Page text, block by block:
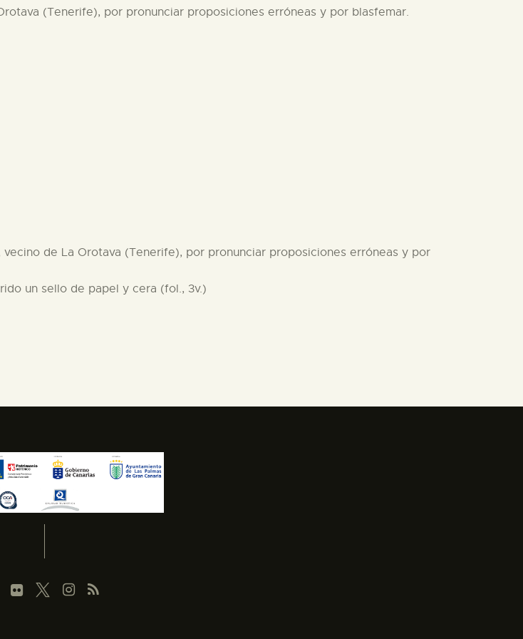
(Tenerife), por pronunciar proposiciones erróneas y por blasfemar.
vecino de La Orotava (Tenerife), por pronunciar proposiciones erróneas y por
un sello de papel y cera (fol., 3v.)